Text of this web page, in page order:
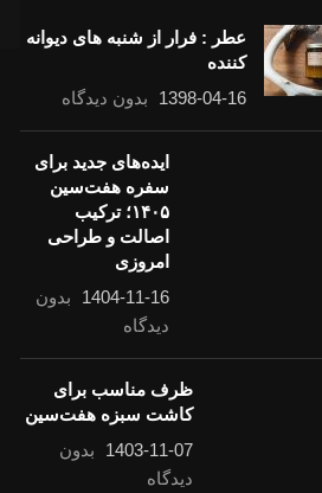
عطر : فرار از شنبه های دیوانه
کننده
1398-04-16
بدون دیدگاه
ایده‌های جدید برای
سفره هفت‌سین
۱۴۰۵؛ ترکیب
اصالت و طراحی
امروزی
1404-11-16
بدون
دیدگاه
ظرف مناسب برای
کاشت سبزه هفت‌سین
1403-11-07
بدون
دیدگاه